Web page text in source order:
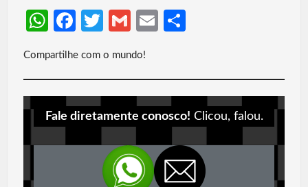
W
at
s
A
p
p
Fa
b
o
o
T
itt
er
G
ail
E
e
Compartilhe com o mundo!
Fale diretamente conosco! Clicou, falou.